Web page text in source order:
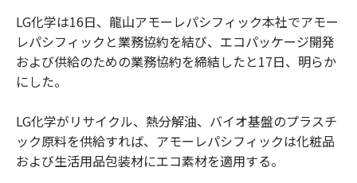
LG化学は16日、龍山アモーレパシフィック本社でアモー
レパシフィックと業務協約を結び、エコパッケージ開発
および供給のための業務協約を締結したと17日、明らか
にした。
LG化学がリサイクル、熱分解油、バイオ基盤のプラスチ
ック原料を供給すれば、アモーレパシフィックは化粧品
および生活用品包装材にエコ素材を適用する。